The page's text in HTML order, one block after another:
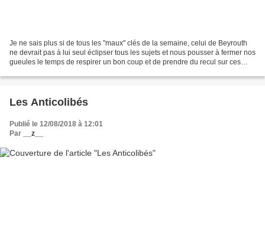
Je ne sais plus si de tous les "maux" clés de la semaine, celui de Beyrouth
ne devrait pas à lui seul éclipser tous les sujets et nous pousser à fermer nos
gueules le temps de respirer un bon coup et de prendre du recul sur ces
Les Anticolibés
Publié le 12/08/2018 à 12:01
Par
__z__